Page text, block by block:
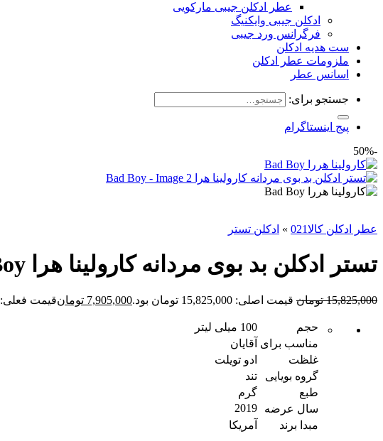
عطر ادکلن جیبی مارکویی
ادکلن جیبی وایکنیگ
فرگرانس ورد جیبی
ست هدیه ادکلن
ملزومات عطر ادکلن
اسانس عطر
جستجو برای:
پیج اینستاگرام
-50%
عطر ادکلن کالا021 » ادکلن تستر
تستر ادکلن بد بوی مردانه کارولینا هرا Bad Boy
15,825,000 تومان قیمت اصلی: 15,825,000 تومان بود. 7,905,000 تومانقیمت فعلی: 7,905,000 تومان.
حجم
100 میلی لیتر
مناسب برای آقایان
غلظت
ادو تویلت
گروه بویایی
تند
طبع
گرم
سال عرضه
2019
مبدا برند
آمریکا